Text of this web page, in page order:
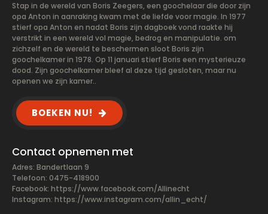
Stap in de wereld van Boris Zeegers, een goochelaar die door zijn
opa Anton in aanraking kwam met de liefde voor magie. In 1977
stierf opa Anton en nadat Boris zijn dagboek vond raakte hij
verstrikt in een wereld vol magie, bedrog en manipulatie. om
zichzelf en de wereld te beschermen sloot Boris zijn
goochelkamer in 1978. Op 11 januari stierf Boris een mysterieuze
dood. Zijn goochelkamer bleef al deze tijd gesloten, maar nu
openen we zijn kamer..
BOEKEN NU!
Contact opnemen met
Adres: Bandertlaan 9
Telefoon: 0475-418900
Facebook: https://www.facebook.com/Allinecht
Instagram: https://www.instagram.com/allin_echt/